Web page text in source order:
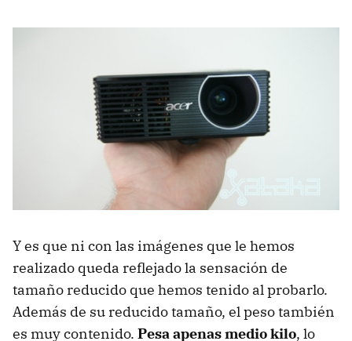
Y es que ni con las imágenes que le hemos
realizado queda reflejado la sensación de
tamaño reducido que hemos tenido al probarlo.
Además de su reducido tamaño, el peso también
es muy contenido. Pesa apenas medio kilo, lo